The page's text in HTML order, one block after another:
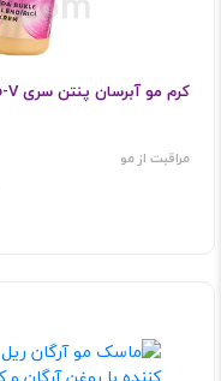
کرم مو آبرسان پنتن سری Pro-V مناسب موهای فر حجم 300 میل
مراقبت از مو